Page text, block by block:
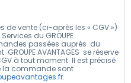
de vente (ci-après les « CGV »)
du GROUPE
passées auprès du
GROUPE AVANTAGES se réserve
à tout moment. Il est précisé
la commande sont
.